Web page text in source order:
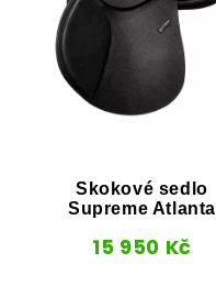
Skokové sedlo
Supreme Atlanta
15 950 Kč